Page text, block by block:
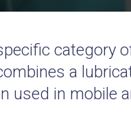
category
a
used in mobile